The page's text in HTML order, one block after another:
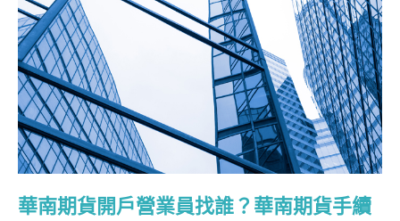
華南期貨開戶營業員找誰？華南期貨手續